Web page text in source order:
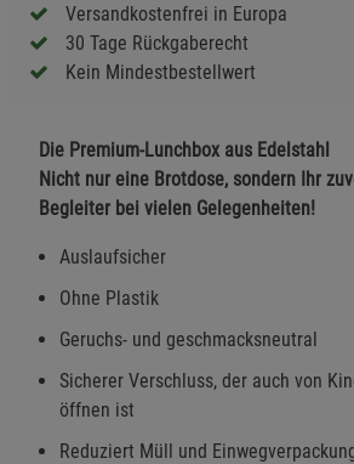
Versandkostenfrei in Europa
30 Tage Rückgaberecht
Kein Mindestbestellwert
Die Premium-Lunchbox aus Edelstahl
Nicht nur eine Brotdose, sondern Ihr
Begleiter bei vielen Gelegenheiten!
Auslaufsicher
Ohne Plastik
Geruchs- und geschmacksneutral
Sicherer Verschluss, der auch von
öffnen ist
Reduziert Müll und